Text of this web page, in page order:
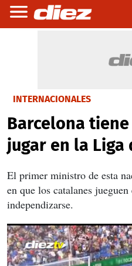
INTERNACIONALES
Barcelona
jugar en la Liga
El primer ministro de esta
en que los catalanes
independizarse.